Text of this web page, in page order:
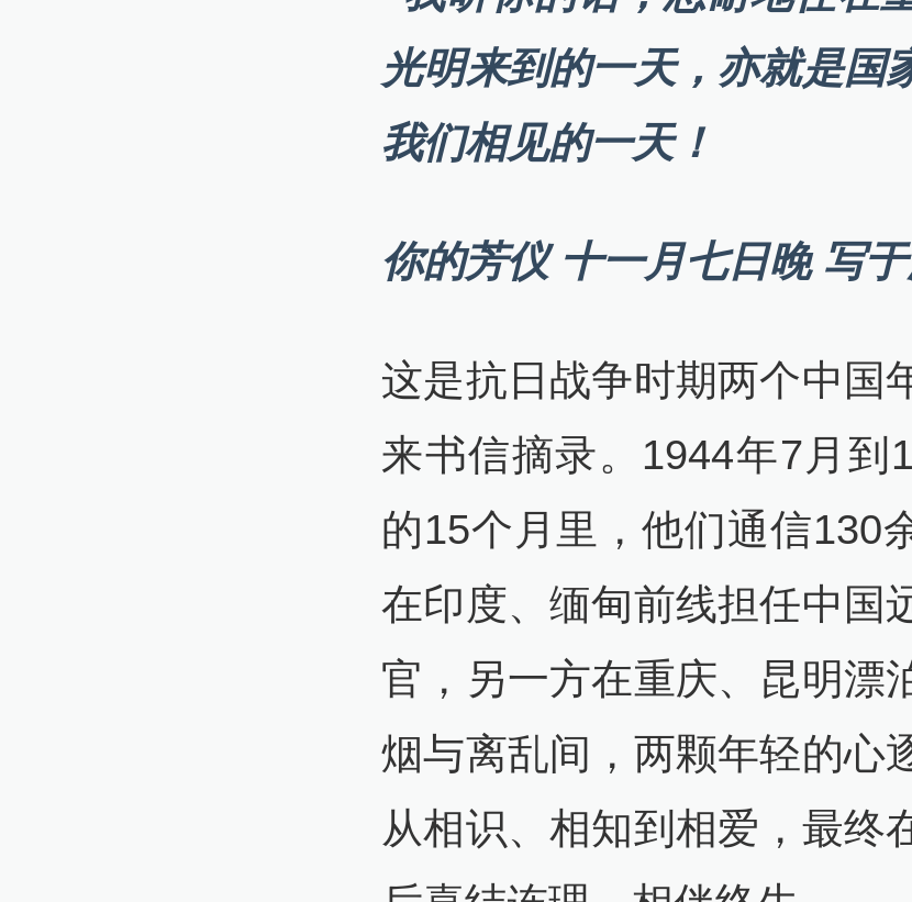
光明来到的一天，亦就是国
我们相见的一天！
你的芳仪 十一月七日晚 写
这是抗日战争时期两个中国
来书信摘录。1944年7月到
的15个月里，他们通信130
在印度、缅甸前线担任中国
官，另一方在重庆、昆明漂
烟与离乱间，两颗年轻的心
从相识、相知到相爱，最终